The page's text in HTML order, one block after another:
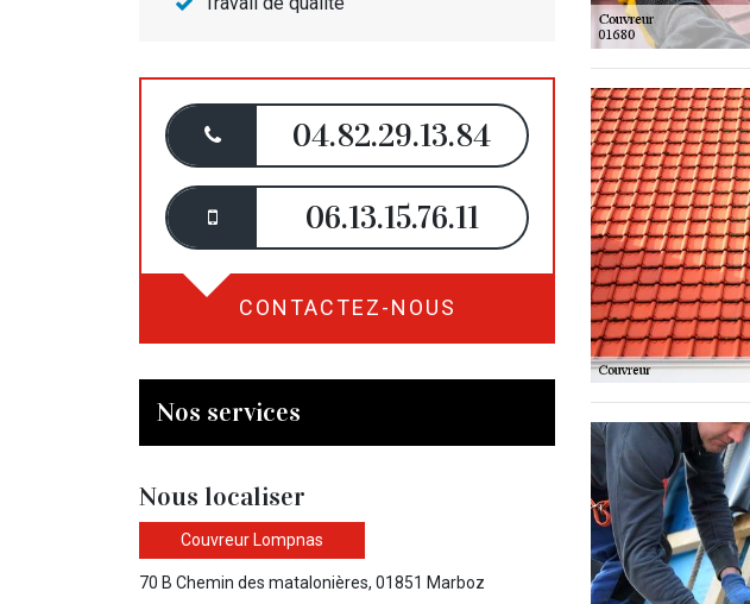
04.82.29.13.84
06.13.15.76.11
CONTACTEZ-NOUS
Nos services
Nous localiser
Couvreur Lompnas
70 B Chemin des matalonières, 01851 Marboz